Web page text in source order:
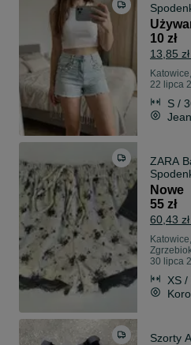
10 zł
13,85
22 lipca
S /
ZARA
Ecru
Nowe
55 zł
60,43
30 lipca
XS /
Szorty